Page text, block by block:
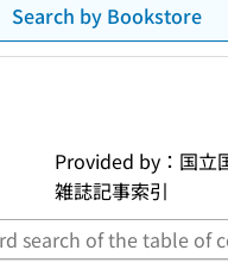
Search by Bookstore
Provided by：国立
雑誌記事索引